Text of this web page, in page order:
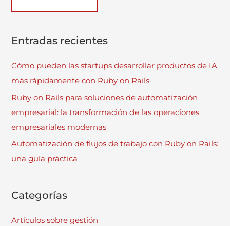
Entradas recientes
Cómo pueden las startups desarrollar productos de IA
más rápidamente con Ruby on Rails
Ruby on Rails para soluciones de automatización
empresarial: la transformación de las operaciones
empresariales modernas
Automatización de flujos de trabajo con Ruby on Rails:
una guía práctica
Categorías
Artículos sobre gestión